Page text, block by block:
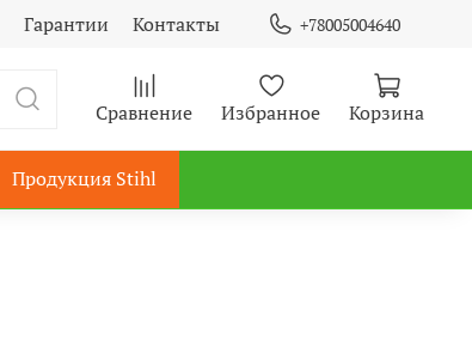
Гарантии Контакты +78005004640
Сравнение Избранное Корзина
Продукция Stihl